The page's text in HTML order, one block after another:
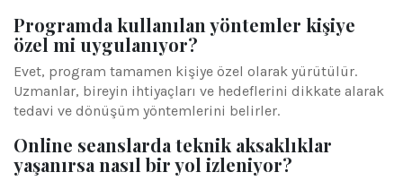
Programda kullanılan yöntemler kişiye
özel mi uygulanıyor?
Evet, program tamamen kişiye özel olarak yürütülür.
Uzmanlar, bireyin ihtiyaçları ve hedeflerini dikkate alarak
tedavi ve dönüşüm yöntemlerini belirler.
Online seanslarda teknik aksaklıklar
yaşanırsa nasıl bir yol izleniyor?